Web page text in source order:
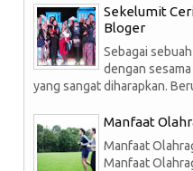
Sekelumit
Bloger
Sebagai
dengan
yang sangat diharapkan.
Manfaat
Manfaat
Manfaat